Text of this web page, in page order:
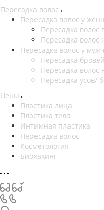
Пересадка волос
Пересадка волос у
Пересадка
Пересадка
Пересадка волос у
Пересадка
Пересадка волос
Пересадка усов/
Цены
Пластика лица
Пластика тела
Интимная пластика
Пересадка волос
Косметология
Биохакинг